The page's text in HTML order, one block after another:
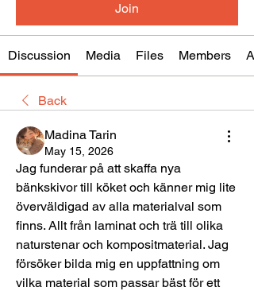
Join
Discussion Media Files Members
Back
Madina Tarin
May 15, 2026
Jag funderar på att skaffa nya
bänkskivor till köket och känner mig lite
överväldigad av alla materialval som
finns. Allt från laminat och trä till olika
naturstenar och kompositmaterial. Jag
försöker bilda mig en uppfattning om
vilka material som passar bäst för ett